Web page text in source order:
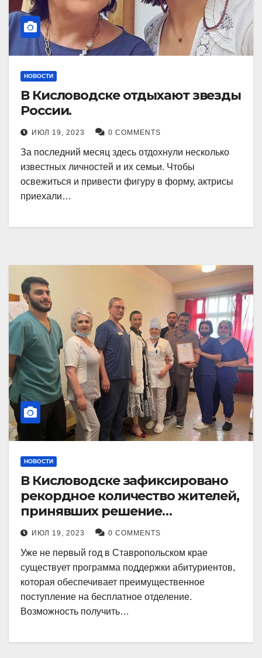
НОВОСТИ
В Кисловодске отдыхают звезды
России.
ИЮЛ 19, 2023 0 COMMENTS
За последний месяц здесь отдохнули несколько
известных личностей и их семьи. Чтобы
освежиться и привести фигуру в форму, актрисы
приехали…
НОВОСТИ
В Кисловодске зафиксировано
рекордное количество жителей,
принявших решение
воспользоваться
установленными мерами, с
целью поступления в
медицинский вуз в районе.
ИЮЛ 19, 2023 0 COMMENTS
Уже не первый год в Ставропольском крае
существует программа поддержки абитуриентов,
которая обеспечивает преимущественное
поступление на бесплатное отделение.
Возможность получить…